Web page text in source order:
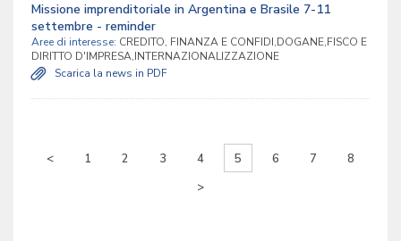
Missione imprenditoriale in Argentina e Brasile 7-11
settembre - reminder
Aree di interesse: CREDITO, FINANZA E CONFIDI,DOGANE,FISCO E
DIRITTO D'IMPRESA,INTERNAZIONALIZZAZIONE
Scarica la news in PDF
< 1 2 3 4 5 6 7
8
>